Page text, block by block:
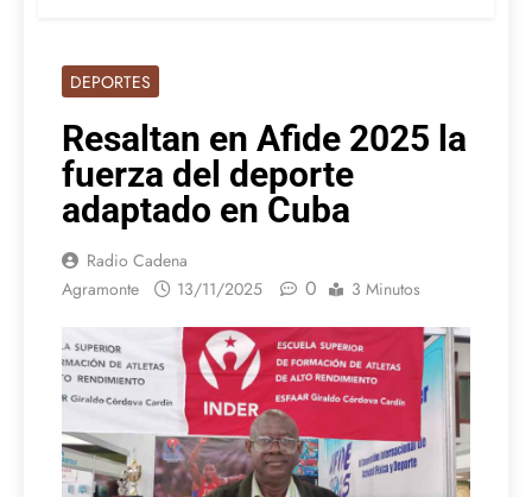
DEPORTES
Resaltan en Afide 2025 la
fuerza del deporte
adaptado en Cuba
Radio Cadena
Agramonte
13/11/2025 0 3 Minutos